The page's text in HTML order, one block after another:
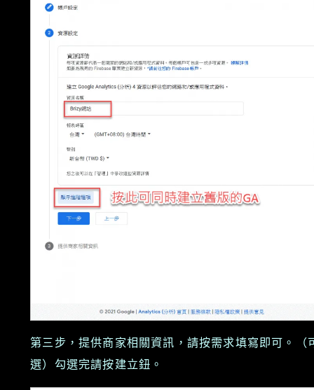
第三步，提供商家相關資訊，請按需求填寫即可。（
選）勾選完請按建立鈕。